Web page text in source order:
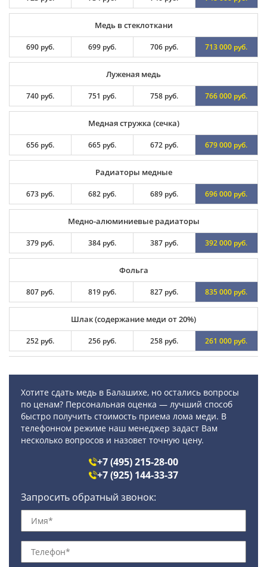
Медь в стеклоткани
690 руб. 699 руб. 706 руб. 713 000 руб.
Луженая медь
740 руб. 751 руб. 758 руб. 766 000 руб.
Медная стружка (сечка)
656 руб. 665 руб. 672 руб. 679 000 руб.
Радиаторы медные
673 руб. 682 руб. 689 руб. 696 000 руб.
Медно-алюминиевые радиаторы
379 руб. 384 руб. 387 руб. 392 000 руб.
Фольга
807 руб. 819 руб. 827 руб. 835 000 руб.
Шлак (содержание меди от 20%)
252 руб. 256 руб. 258 руб. 261 000 руб.
Хотите сдать медь в Балашихе, но остались вопросы
по ценам? Персональная оценка — лучший способ
быстро получить стоимость приема лома меди. В
телефонном режиме наш менеджер задаст Вам
несколько вопросов и назовет точную цену.
+7 (495) 215-28-00
+7 (925) 144-33-37
Запросить обратный звонок: